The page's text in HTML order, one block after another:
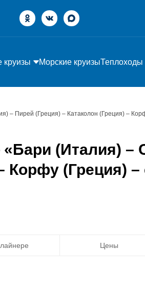
круизы Морские круизыТеплоходы
– Пирей (Греция) – Катаколон (Греция) –
(Италия) –
Корфу (Греция)
Цены